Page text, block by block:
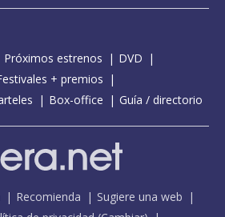
Próximos estrenos
DVD
+ premios
Box-office Guía / directorio
Recomienda
Sugiere una web